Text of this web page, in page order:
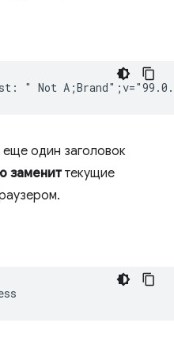
один заголовок
замениттекущие